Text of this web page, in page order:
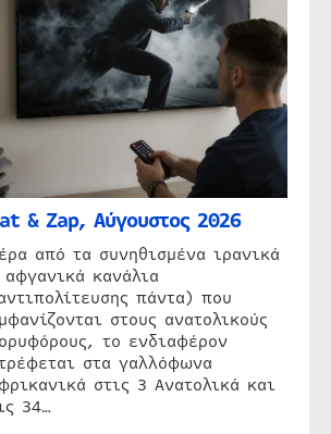
& Zap, Αύγουστος 2026
από τα συνηθισμένα ιρανικά
κανάλια
πάντα) που
στους ανατολικούς
το ενδιαφέρον
στα γαλλόφωνα
στις 3 Ανατολικά και
34…